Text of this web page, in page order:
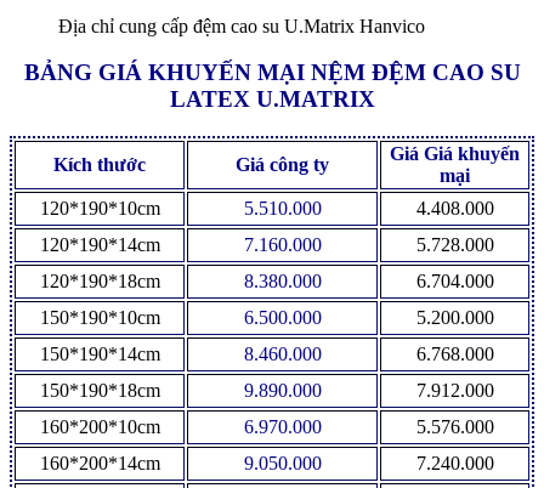
Địa chỉ cung cấp đệm cao su U.Matrix Hanvico
BẢNG GIÁ KHUYẾN MẠI NỆM ĐỆM CAO SU
LATEX U.MATRIX
Kích thước Giá công ty
Giá Giá khuyến
mại
120*190*10cm
5.510.000
4.408.000
120*190*14cm
7.160.000
5.728.000
120*190*18cm
8.380.000
6.704.000
150*190*10cm
6.500.000
5.200.000
150*190*14cm
8.460.000
6.768.000
150*190*18cm
9.890.000
7.912.000
160*200*10cm
6.970.000
5.576.000
160*200*14cm
9.050.000
7.240.000